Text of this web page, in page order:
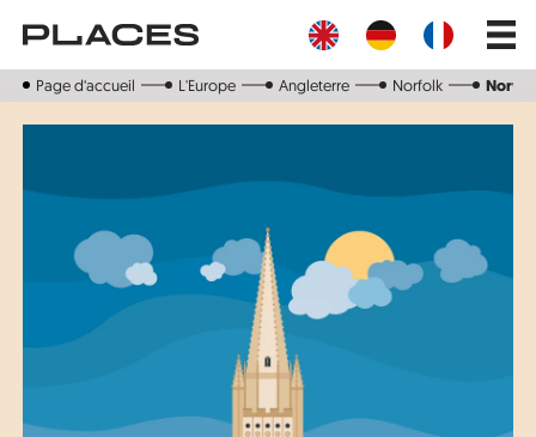
contenu
Main
Page d‘accueil L'Europe Angleterre Norfolk